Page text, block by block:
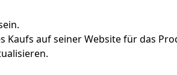
Kaufs auf seiner Website für das